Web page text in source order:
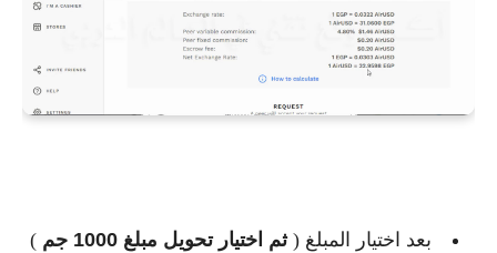
بعد اختيار المبلغ (ثم اختيار تحويل مبلغ 1000 جم
)